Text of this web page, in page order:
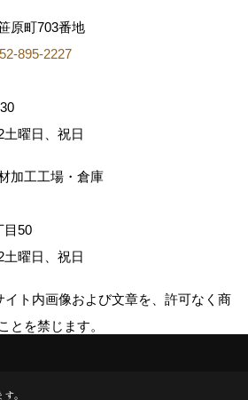
原町703番地
895-2227
土曜日、祝日
加工工場・倉庫
目50
土曜日、祝日
ト内画像および文章を、許可なく商
とを禁じます。
All Rights Reserved.
。